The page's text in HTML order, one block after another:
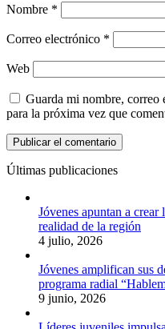
Nombre *
Correo electrónico *
Web
Guarda mi nombre, correo
para la próxima vez que
Últimas publicaciones
Jóvenes apuntan a
realidad de la región
4 julio, 2026
Jóvenes amplifican sus
programa radial
9 junio, 2026